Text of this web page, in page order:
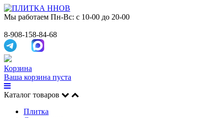
Мы работаем Пн-Вс: с 10-00 до 20-00
8-908-158-84-68
Корзина
Ваша корзина пуста
Каталог товаров
Плитка